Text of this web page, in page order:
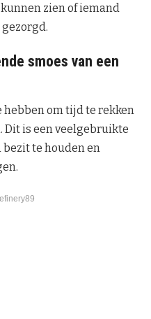
zien of iemand
smoes van een
hebben om tijd te rekken
Dit is een veelgebruikte
bezit te houden en